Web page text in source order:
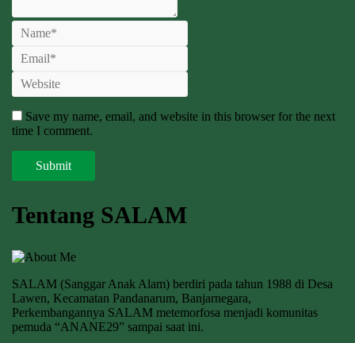
Save my name, email, and website in this browser for the next
time I comment.
Tentang SALAM
SALAM (Sanggar Anak Alam) berdiri pada tahun 1988 di Desa
Lawen, Kecamatan Pandanarum, Banjarnegara,
Perkembangannya SALAM metemorfosa menjadi komunitas
pemuda “ANANE29” sampai saat ini.